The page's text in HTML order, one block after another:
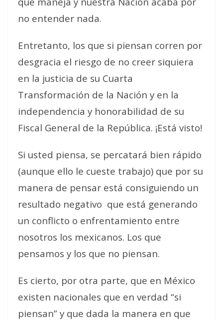
no entender nada.
Entretanto, los que si piensan corren por
desgracia el riesgo de no creer siquiera
en la justicia de su Cuarta
Transformación de la Nación y en la
independencia y honorabilidad de su
Fiscal General de la República. ¡Está visto!
Si usted piensa, se percatará bien rápido
(aunque ello le cueste trabajo) que por su
manera de pensar está consiguiendo un
resultado negativo que está generando
un conflicto o enfrentamiento entre
nosotros los mexicanos. Los que
pensamos y los que no piensan.
Es cierto, por otra parte, que en México
existen nacionales que en verdad “si
piensan” y que dada la manera en que